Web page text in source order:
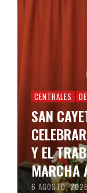
CENTRALES
SAN
Y EL
MARCHA
6 AGOSTO,